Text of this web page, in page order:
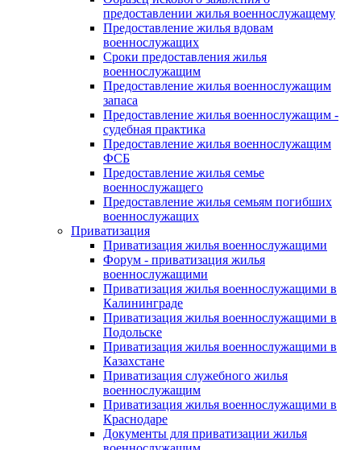
предоставлении жилья военнослужащему
Предоставление жилья вдовам
военнослужащих
Сроки предоставления жилья
военнослужащим
Предоставление жилья военнослужащим
запаса
Предоставление жилья военнослужащим -
судебная практика
Предоставление жилья военнослужащим
ФСБ
Предоставление жилья семье
военнослужащего
Предоставление жилья семьям погибших
военнослужащих
Приватизация
Приватизация жилья военнослужащими
Форум - приватизация жилья
военнослужащими
Приватизация жилья военнослужащими в
Калининграде
Приватизация жилья военнослужащими в
Подольске
Приватизация жилья военнослужащими в
Казахстане
Приватизация служебного жилья
военнослужащим
Приватизация жилья военнослужащими в
Краснодаре
Документы для приватизации жилья